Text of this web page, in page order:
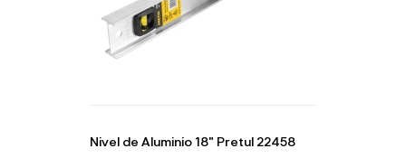
Nivel de Aluminio 18" Pretul 22458